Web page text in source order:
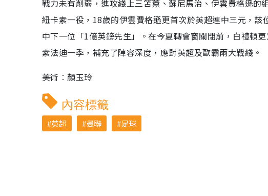
戰力未有削弱，進攻綫上三笘薰、蘇尼馬治、伊雲費格遜
紐卡素一役，18歲的伊雲費格遜更首次於英超連中三元，
中下一位「1億英鎊先生」。在今夏轉會窗關閉前，白禮頓
素法迪一季，補充了陣容深度，應對英超及歐霸兩大戰綫。
美術︰顏玉玲
內容標籤
英超 曼聯 足球